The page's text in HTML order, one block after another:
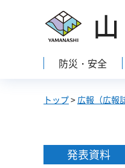
山梨県
防災・安全
トップ> 広報（広報
発表資料